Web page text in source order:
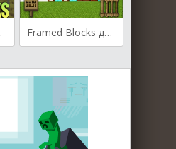
1.19.4] Framed Blocks для Майнкрафт [1.20.1, 1.19.4, 1.19.3]